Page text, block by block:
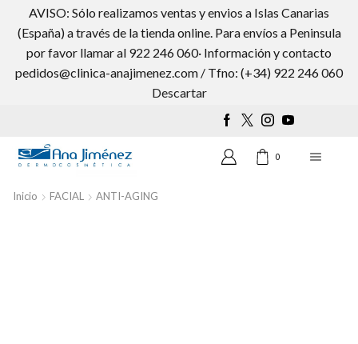
AVISO: Sólo realizamos ventas y envios a Islas Canarias
(España) a través de la tienda online. Para envíos a Peninsula
por favor llamar al 922 246 060· Información y contacto
pedidos@clinica-anajimenez.com / Tfno: (+34) 922 246 060
Descartar
Wishlist 0
0
Inicio FACIAL ANTI-AGING